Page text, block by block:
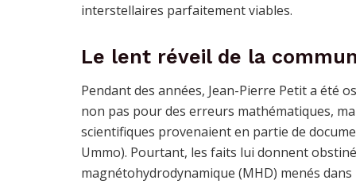
interstellaires parfaitement viables.
Le lent réveil de la
Pendant des années, Jean-Pierre Petit a été
non pas pour des erreurs mathématiques,
scientifiques provenaient en partie de
Ummo). Pourtant, les faits lui donnent
magnétohydrodynamique (MHD) menés